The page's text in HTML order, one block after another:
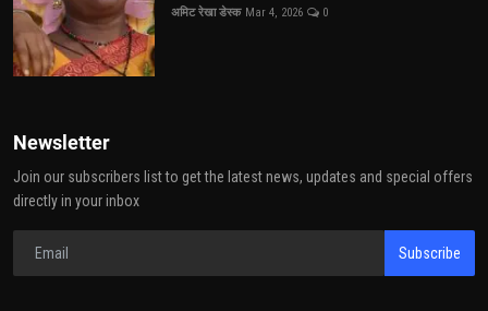
अमिट रेखा डेस्क Mar 4, 2026 0
Newsletter
Join our subscribers list to get the latest news, updates and special offers
directly in your inbox
Subscribe